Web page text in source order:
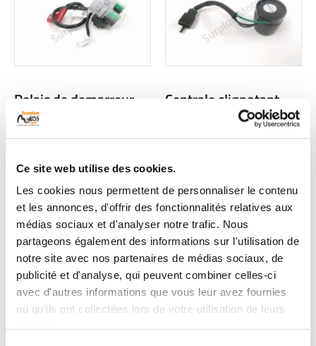
Ce site web utilise des cookies.
Les cookies nous permettent de personnaliser le contenu
et les annonces, d'offrir des fonctionnalités relatives aux
médias sociaux et d'analyser notre trafic. Nous
partageons également des informations sur l'utilisation de
notre site avec nos partenaires de médias sociaux, de
publicité et d'analyse, qui peuvent combiner celles-ci
avec d'autres informations que vous leur avez fournies
ou qu'ils ont collectées lors de votre utilisation de leurs
Relais de demarreur
occasion KAWASAKI Z
125 2024
1 en stock
22,90 € TTC
Voir
Centrale clignotant
occasion IMF
ULTIMATT 2024
14,90 € TTC
Voir